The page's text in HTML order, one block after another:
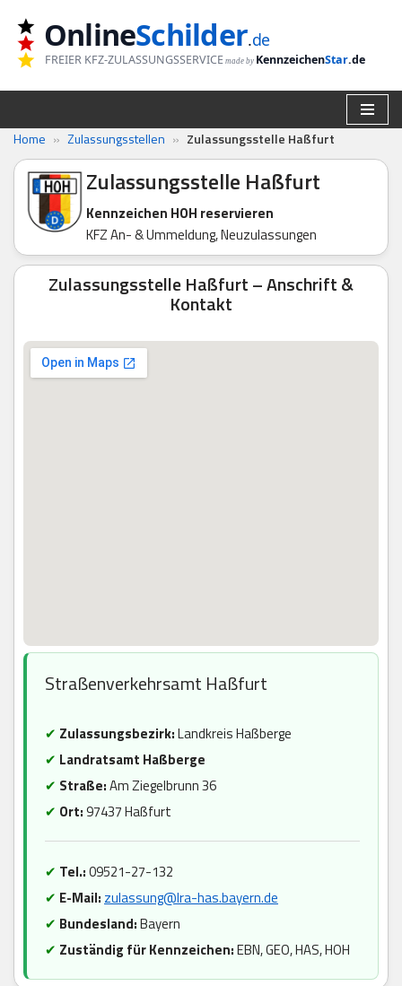
Zum
Inhalt
springen
OnlineSchilder.de
FREIER KFZ-ZULASSUNGSSERVICE made by KennzeichenStar.de
Home » Zulassungsstellen » Zulassungsstelle Haßfurt
Zulassungsstelle Haßfurt
Kennzeichen HOH reservieren
KFZ An- & Ummeldung, Neuzulassungen
Zulassungsstelle Haßfurt – Anschrift &
Kontakt
Straßenverkehrsamt Haßfurt
✔ Zulassungsbezirk:Landkreis Haßberge
✔ Landratsamt Haßberge
✔ Straße:Am Ziegelbrunn 36
✔ Ort:97437 Haßfurt
✔ Tel.:09521-27-132
✔ E-Mail: zulassung@lra-has.bayern.de
✔ Bundesland:Bayern
✔ Zuständig für Kennzeichen:EBN, GEO, HAS, HOH